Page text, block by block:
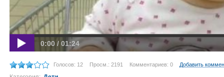
0:00 / 01:24
Голосов: 12 Просм.: 2191 Комментариев: 0 Добавить